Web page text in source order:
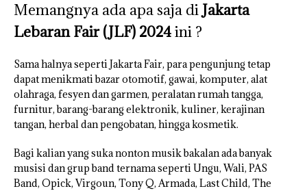
Memangnya ada apa saja di Jakarta
Lebaran Fair (JLF) 2024ini ?
Sama halnya seperti Jakarta Fair, para pengunjung tetap
dapat menikmati bazar otomotif, gawai, komputer, alat
olahraga, fesyen dan garmen, peralatan rumah tangga,
furnitur, barang-barang elektronik, kuliner, kerajinan
tangan, herbal dan pengobatan, hingga kosmetik.
Bagi kalian yang suka nonton musik bakalan ada banyak
musisi dan grup band ternama seperti Ungu, Wali, PAS
Band, Opick, Virgoun, Tony Q, Armada, Last Child, The